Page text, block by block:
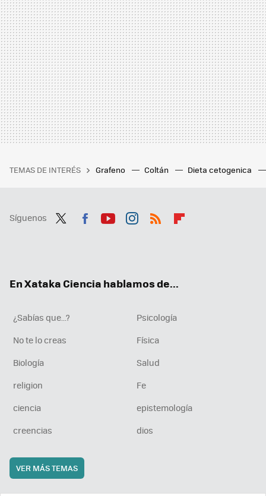
TEMAS DE INTERÉS Grafeno Coltán Dieta cetogenica
Síguenos
En Xataka Ciencia hablamos de...
¿Sabías que...?
Psicología
No te lo creas
Física
Biología
Salud
religion
Fe
ciencia
epistemología
creencias
dios
VER MÁS TEMAS